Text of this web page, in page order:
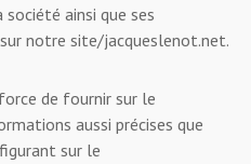
société ainsi que ses
notre site/jacqueslenot.net.
de fournir sur le
aussi précises que
sur le